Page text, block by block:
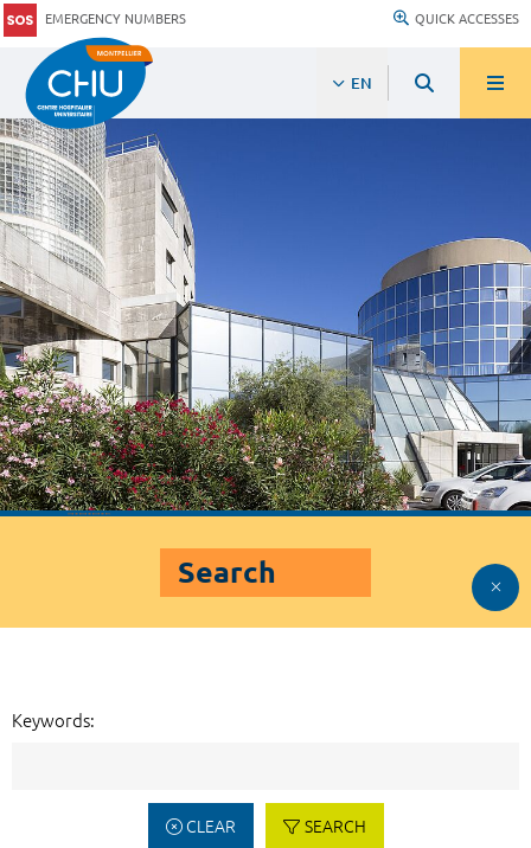
EMERGENCY NUMBERS QUICK ACCESSES
EN
Search
Keywords:
CLEAR SEARCH